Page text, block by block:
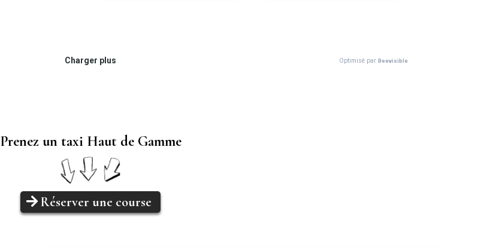
Prenez un taxi Haut de Gamme
Réserver une course